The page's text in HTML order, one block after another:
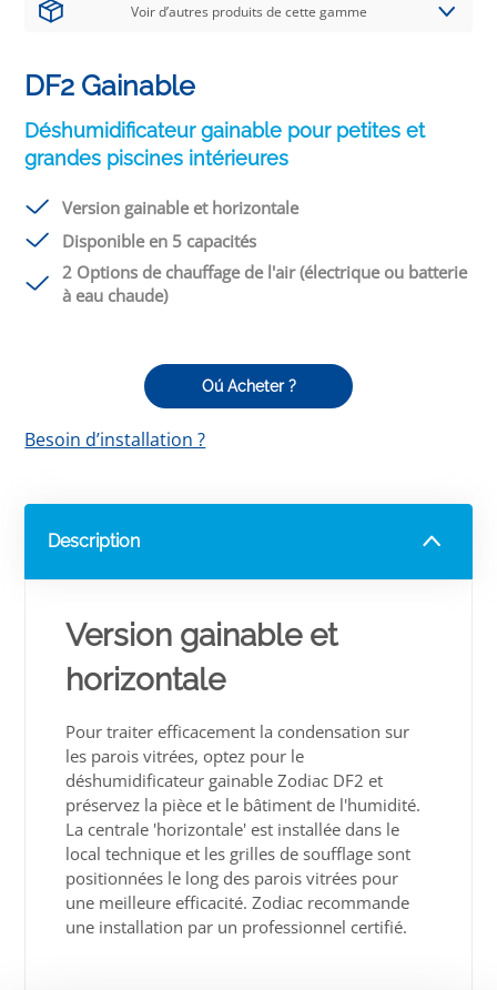
Voir d’autres produits de cette gamme
DF2 Gainable
Déshumidificateur gainable pour petites et
grandes piscines intérieures
Version gainable et horizontale
Disponible en 5 capacités
2 Options de chauffage de l'air (électrique ou batterie
à eau chaude)
Oú Acheter ?
Besoin d’installation ?
Description
Version gainable et
horizontale
Pour traiter efficacement la condensation sur
les parois vitrées, optez pour le
déshumidificateur gainable Zodiac DF2 et
préservez la pièce et le bâtiment de l'humidité.
La centrale 'horizontale' est installée dans le
local technique et les grilles de soufflage sont
positionnées le long des parois vitrées pour
une meilleure efficacité. Zodiac recommande
une installation par un professionnel certifié.